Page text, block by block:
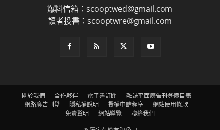
爆料信箱：scooptwed@gmail.com
讀者投書：scooptwre@gmail.com
關於我們 合作夥伴 電子書訂閱
雜誌平面廣告刊登價目表
網路廣告刊登
隱私權說明 授權申請程序
網站使用條款
免責聲明
網站導覽
聯絡我們